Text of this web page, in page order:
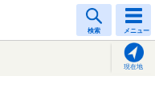
検索 メニュー
現在地